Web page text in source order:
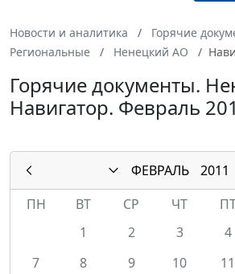
Новости и аналитика
Горячие
Региональные
Ненецкий АО
Горячие документы.
Навигатор. Февраль
ФЕВРАЛЬ
2011
ПН
ВТ СР ЧТ
1
2 3 4
7
8 9 10 11